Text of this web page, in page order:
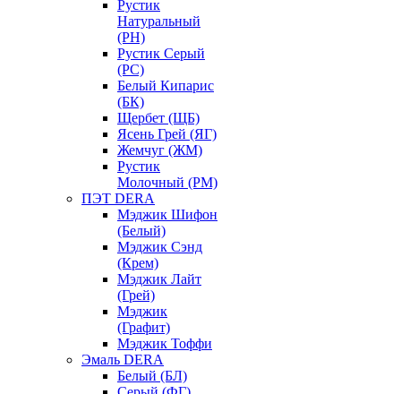
Рустик
Натуральный
(РН)
Рустик Серый
(РС)
Белый Кипарис
(БК)
Щербет (ЩБ)
Ясень Грей (ЯГ)
Жемчуг (ЖМ)
Рустик
Молочный (РМ)
ПЭТ DERA
Мэджик Шифон
(Белый)
Мэджик Сэнд
(Крем)
Мэджик Лайт
(Грей)
Мэджик
(Графит)
Мэджик Тоффи
Эмаль DERA
Белый (БЛ)